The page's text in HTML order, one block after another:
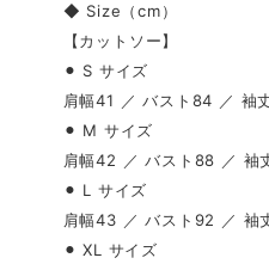
◆ Size（cm）
【カットソー】
⚫︎ S サイズ
肩幅41 ／ バスト84 ／ 袖
⚫︎ M サイズ
肩幅42 ／ バスト88 ／ 袖
⚫︎ L サイズ
肩幅43 ／ バスト92 ／ 袖
⚫︎ XL サイズ